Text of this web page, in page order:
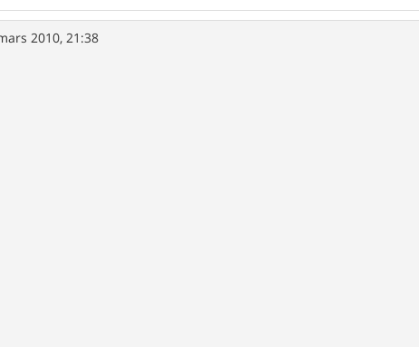
2010, 21:38